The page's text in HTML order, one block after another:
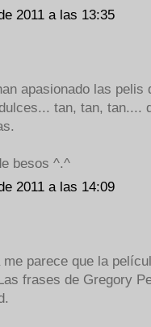
2011 a las 13:35
apasionado las pelis
tan, tan, tan....
besos ^.^
2011 a las 14:09
me parece que la
frases de Gregory